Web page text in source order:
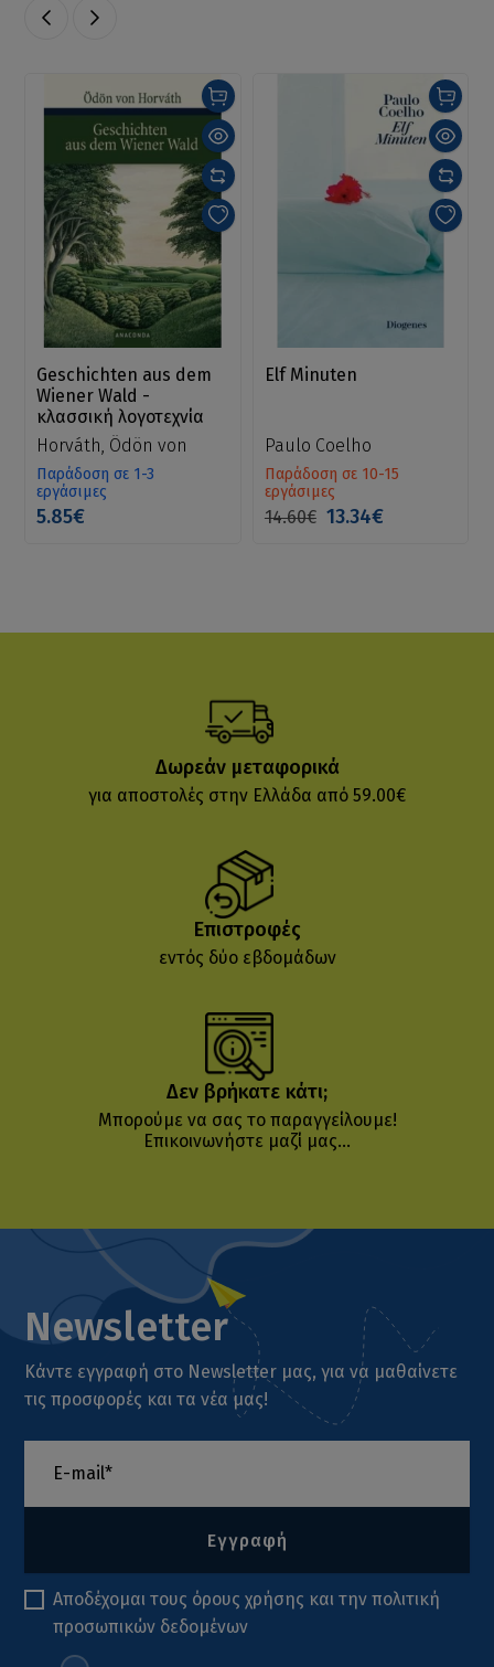
Geschichten aus dem
Wiener Wald -
κλασσική λογοτεχνία
Horváth, Ödön von
Παράδοση σε 1-3
εργάσιμες
5.85€
Elf Minuten
Paulo Coelho
Παράδοση σε 10-15
εργάσιμες
14.60€ 13.34€
Δωρεάν μεταφορικά
για αποστολές στην Ελλάδα από 59.00€
Επιστροφές
εντός δύο εβδομάδων
Δεν βρήκατε κάτι;
Μπορούμε να σας το παραγγείλουμε!
Επικοινωνήστε μαζί μας...
Newsletter
Κάντε εγγραφή στο Newsletter μας, για να μαθαίνετε
τις προσφορές και τα νέα μας!
Εγγραφή
Αποδέχομαι τους όρους χρήσης και τηνπολιτική
προσωπικών δεδομένων